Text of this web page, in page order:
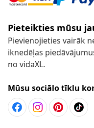
Pieteikties mūsu
Pievienojieties vairāk
iknedēļas
no vidaXL.
Mūsu sociālo tīklu